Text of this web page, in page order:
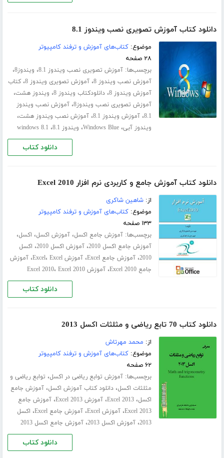
دانلود کتاب آموزش تصویری نصب ویندوز 8.1
موضوع:کتاب‌های آموزش و ترفند کامپیوتر
۲۸ صفحه
برچسب‌ها:آموزش تصویری نصب ویندوز 8.1 ، ویندوز8 ،
آموزش نصب ویندوز 8 ،آموزش تصویری ویندوز 8 ،کتاب
آموزش ویندوز 8 ،دانلودکتاب ویندوز 8 ، ویندوز هشت،
آموزش تصویری نصب ویندوز8 ،آموزش نصب ویندوز
8.1،آموزش ویندوز 8.1 ،آموزش نصب ویندوز هشت،
ویندوز آبی،Windows Blue، ویندوز 8.1 ، windows 8.1
دانلود کتاب
دانلود کتاب آموزش جامع و کاربردی نرم افزار Excel 2010
از:شاهین شاکری
موضوع:کتاب‌های آموزش و ترفند کامپیوتر
۱۳۳ صفحه
برچسب‌ها:آموزش جامع اکسل،آموزش اکسل، اکسل،
آموزش جامع اکسل 2010 ،آموزش اکسل 2010 ، اکسل
2010،آموزش جامع Excel ،آموزش Excel ، Excel ،آموزش
جامع Excel 2010
،آموزش Excel 2010 ، Excel 2010
دانلود کتاب
دانلود کتاب 70 تابع ریاضی و مثلثات اکسل 2013
از: محمد مهرتاش
موضوع:کتاب‌های آموزش و ترفند کامپیوتر
۶۲ صفحه
برچسب‌ها:آموزش توابع ریاضی در اکسل، توابع ریاضی و
مثلثات اکسل،دانلود کتاب آموزش اکسل،آموزش جامع
اکسل،Excel 2013،آموزش Excel 2013 ،آموزش جامع
Excel 2013،آموزش Excel ،آموزش جامع Excel ، اکسل
2013،آموزش اکسل 2013 ،آموزش جامع اکسل 2013
دانلود کتاب